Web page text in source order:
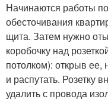
Начинаются работы
обесточивания
щита. Затем нужно
коробочку над
потолком): открыв ее,
и распутать. Розетку
удалить с провода